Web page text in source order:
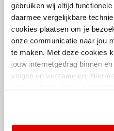
gebruiken wij altijd
daarmee vergelijkbare
cookies plaatsen om je
onze communicatie naar jou
te maken. Met deze cookies
jouw internetgedrag binnen
volgen en verzamelen.
ga je hiermee akkoord. Je
VOLT propositie. Strategische
duurzaamheidsambities haalbaar te
sterke partner om AVIA VOLT
ondernemers mogelijkheden te
verduurzamen, ondanks de
netcongestie."
Openbare snellaadstations voor